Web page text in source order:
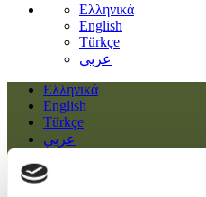
Ελληνικά
English
Türkçe
عربي
Ελληνικά
English
Türkçe
عربي